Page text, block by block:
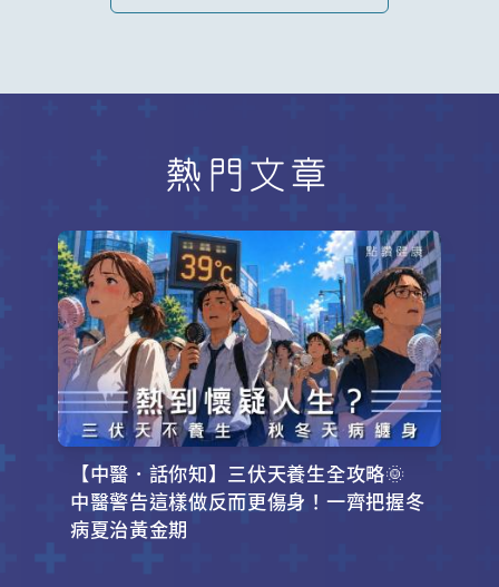
熱門文章
【中醫．話你知】三伏天養生全攻略🌞
中醫警告這樣做反而更傷身！一齊把握冬
病夏治黃金期